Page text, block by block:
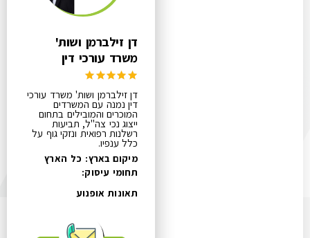
דן זילברמן ושות'
משרד עורכי דין
דן זילברמן ושות' משרד עורכי
דין נמנה עם המשרדים
המוכרים והמובילים בתחום
ייצוג נכי צה"ל, תביעות
רשלנות רפואית ונזקי גוף על
כלל ענפיו.
מיקום בארץ: כל הארץ
תחומי עיסוק:
תאונות אופנוע